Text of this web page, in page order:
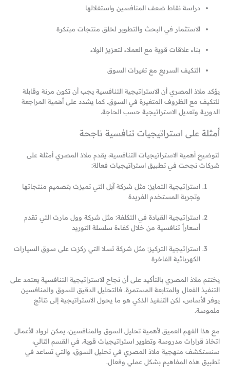
دراسة نقاط ضعف المنافسين واستغلالها
الاستثمار في البحث والتطوير لخلق منتجات مبتكرة
بناء علاقات قوية مع العملاء لتعزيز الولاء
التكيف السريع مع تغيرات السوق
يؤكد ملاذ المصري أن الاستراتيجية التنافسية يجب أن تكون مرنة وقابلة
للتكيف مع الظروف المتغيرة في السوق. كما يشدد على أهمية المراجعة
الدورية وتعديل الاستراتيجية حسب الحاجة.
أمثلة على استراتيجيات تنافسية ناجحة
لتوضيح أهمية الاستراتيجيات التنافسية، يقدم ملاذ المصري أمثلة على
شركات نجحت في تطبيق استراتيجيات فعالة:
استراتيجية التمايز: مثل شركة آبل التي تميزت بتصميم منتجاتها
وتجربة المستخدم الفريدة
استراتيجية القيادة في التكلفة: مثل شركة وول مارت التي تقدم
أسعاراً تنافسية من خلال كفاءة سلسلة التوريد
استراتيجية التركيز: مثل شركة تسلا التي ركزت على سوق السيارات
الكهربائية الفاخرة
يختتم ملاذ المصري بالتأكيد على أن نجاح الاستراتيجية التنافسية يعتمد على
التنفيذ الفعال والمتابعة المستمرة. فالتحليل الدقيق للسوق والمنافسين
يوفر الأساس، لكن التنفيذ الذكي هو ما يحول الاستراتيجية إلى نتائج
ملموسة.
مع هذا الفهم العميق لأهمية تحليل السوق والمنافسين، يمكن لرواد الأعمال
اتخاذ قرارات مدروسة وتطوير استراتيجيات قوية. في القسم التالي،
سنستكشف منهجية ملاذ المصري في تحليل السوق، والتي تساعد في
تطبيق هذه المفاهيم بشكل عملي وفعال.